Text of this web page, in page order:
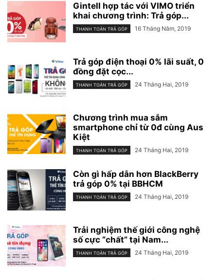
Gintell hợp tác với VIMO triển
khai chương trình: Trả góp...
THANH TOÁN TRẢ GÓP 16 Tháng Năm, 2019
Trả góp điện thoại 0% lãi suất, 0
đồng đặt cọc...
THANH TOÁN TRẢ GÓP 24 Tháng Hai, 2019
Chương trình mua sắm
smartphone chỉ từ 0đ cùng Aus
Kiệt
THANH TOÁN TRẢ GÓP 24 Tháng Hai, 2019
Còn gì hấp dẫn hơn BlackBerry
trả góp 0% tại BBHCM
THANH TOÁN TRẢ GÓP 24 Tháng Hai, 2019
Trải nghiệm thế giới công nghệ
số cực “chất” tại Nam...
THANH TOÁN TRẢ GÓP 24 Tháng Hai, 2019